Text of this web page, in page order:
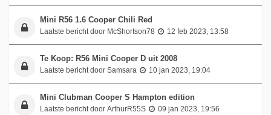
Mini R56 1.6 Cooper Chili Red
Laatste bericht door McShortson78 12 feb 2023, 13:58
Te Koop: R56 Mini Cooper D uit 2008
Laatste bericht door Samsara 10 jan 2023, 19:04
Mini Clubman Cooper S Hampton edition
Laatste bericht door ArthurR55S 09 jan 2023, 19:56